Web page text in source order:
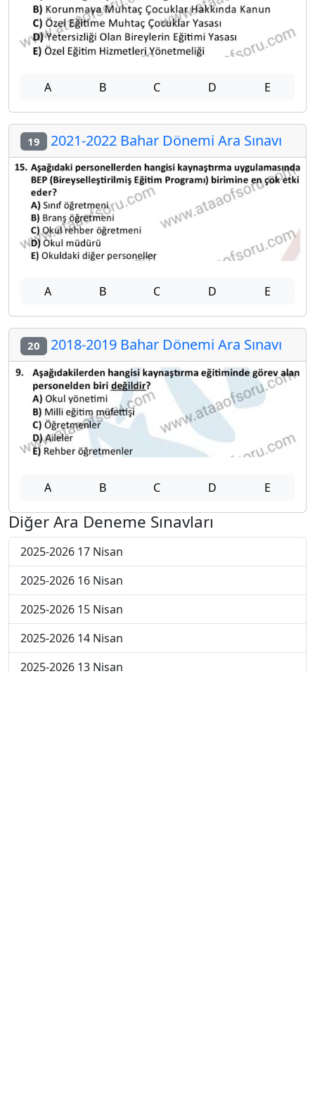
A B C D E
19 2021-2022 Bahar Dönemi Ara Sınavı
A B C D E
20 2018-2019 Bahar Dönemi Ara Sınavı
A B C D E
Diğer Ara Deneme Sınavları
2025-2026 17 Nisan
2025-2026 16 Nisan
2025-2026 15 Nisan
2025-2026 14 Nisan
2025-2026 13 Nisan